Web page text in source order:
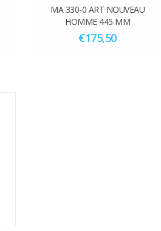
MA 330-0 ART NOUVEAU
HOMME 445 MM
€175,50